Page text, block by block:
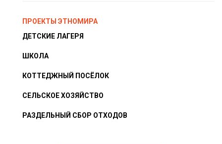
ПРОЕКТЫ ЭТНОМИРА
ДЕТСКИЕ ЛАГЕРЯ
ШКОЛА
КОТТЕДЖНЫЙ ПОСЁЛОК
СЕЛЬСКОЕ ХОЗЯЙСТВО
РАЗДЕЛЬНЫЙ СБОР ОТХОДОВ